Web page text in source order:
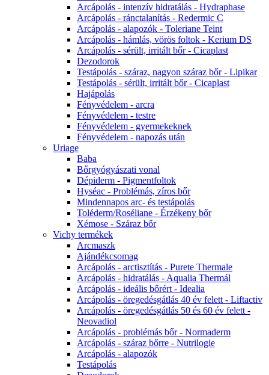
Arcápolás - intenzív hidratálás - Hydraphase
Arcápolás - ránctalanítás - Redermic C
Arcápolás - alapozók - Toleriane Teint
Arcápolás - hámlás, vörös foltok - Kerium DS
Arcápolás - sérült, irritált bőr - Cicaplast
Dezodorok
Testápolás - száraz, nagyon száraz bőr - Lipikar
Testápolás - sérült, irritált bőr - Cicaplast
Hajápolás
Fényvédelem - arcra
Fényvédelem - testre
Fényvédelem - gyermekeknek
Fényvédelem - napozás után
Uriage
Baba
Bőrgyógyászati vonal
Dépiderm - Pigmentfoltok
Hyséac - Problémás, zíros bőr
Mindennapos arc- és testápolás
Toléderm/Roséliane - Érzékeny bőr
Xémose - Száraz bőr
Vichy termékek
Arcmaszk
Ajándékcsomag
Arcápolás - arctisztítás - Purete Thermale
Arcápolás - hidratálás - Aqualia Thermál
Arcápolás - ideális bőrért - Idealia
Arcápolás - öregedésgátlás 40 év felett - Liftactiv
Arcápolás - öregedésgátlás 50 és 60 év felett -
Neovadiol
Arcápolás - problémás bőr - Normaderm
Arcápolás - száraz bőrre - Nutrilogie
Arcápolás - alapozók
Testápolás